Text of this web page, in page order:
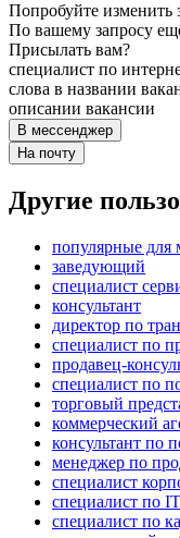
Попробуйте изменить
По вашему запросу
Присылать вам?
специалист по
слова в названии
описании вакансии
В мессенджер
На почту
Другие
популярные для
заведующий
специалист
консультант
директор по
специалист по
продавец-
специалист по
торговый
коммерческий
консультант по
менеджер по
специалист
специалист по IT
специалист по